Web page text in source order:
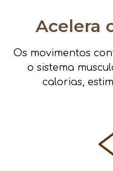
Acelera
Os movimentos
o sistema
calorias,